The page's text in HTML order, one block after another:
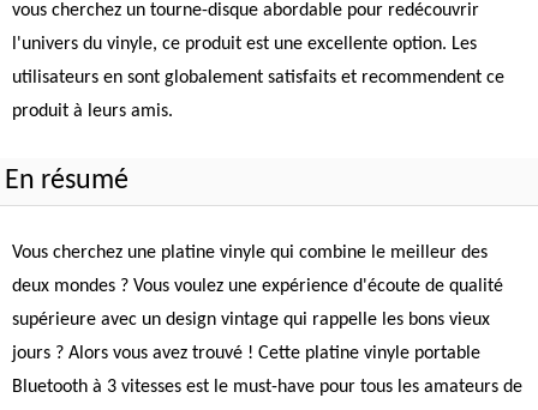
vous cherchez un tourne-disque abordable pour redécouvrir
l'univers du vinyle, ce produit est une excellente option. Les
utilisateurs en sont globalement satisfaits et recommendent ce
produit à leurs amis.
En résumé
Vous cherchez une platine vinyle qui combine le meilleur des
deux mondes ? Vous voulez une expérience d'écoute de qualité
supérieure avec un design vintage qui rappelle les bons vieux
jours ? Alors vous avez trouvé ! Cette platine vinyle portable
Bluetooth à 3 vitesses est le must-have pour tous les amateurs de